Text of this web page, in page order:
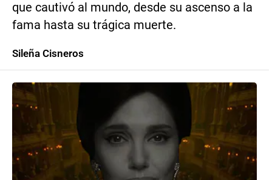
que cautivó al mundo, desde su ascenso a la
fama hasta su trágica muerte.
Sileña Cisneros